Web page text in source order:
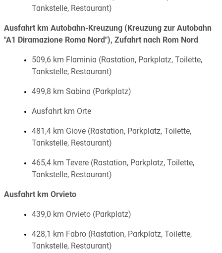
Tankstelle, Restaurant)
Ausfahrt km Autobahn-Kreuzung (Kreuzung zur Autobahn
"A1 Diramazione Roma Nord"), Zufahrt nach Rom Nord
509,6 km Flaminia (Rastation, Parkplatz, Toilette,
Tankstelle, Restaurant)
499,8 km Sabina (Parkplatz)
Ausfahrt km Orte
481,4 km Giove (Rastation, Parkplatz, Toilette,
Tankstelle, Restaurant)
465,4 km Tevere (Rastation, Parkplatz, Toilette,
Tankstelle, Restaurant)
Ausfahrt km Orvieto
439,0 km Orvieto (Parkplatz)
428,1 km Fabro (Rastation, Parkplatz, Toilette,
Tankstelle, Restaurant)